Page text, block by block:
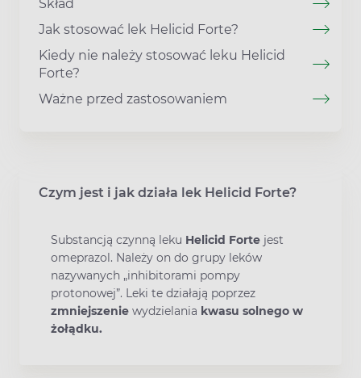
Skład
Jak stosować lek Helicid Forte?
Kiedy nie należy stosować leku Helicid
Forte?
Ważne przed zastosowaniem
Czym jest i jak działa lek Helicid Forte?
Substancją czynną leku Helicid Forte jest
omeprazol. Należy on do grupy leków
nazywanych „inhibitorami pompy
protonowej”. Leki te działają poprzez
zmniejszenie wydzielania kwasu solnego w
żołądku.